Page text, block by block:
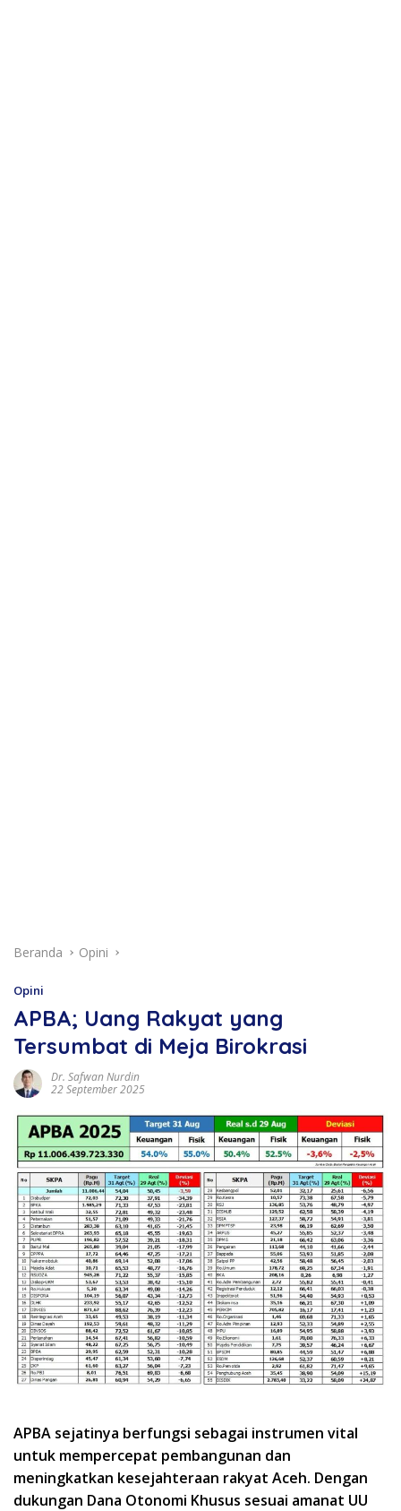
Beranda Opini
Opini
APBA; Uang Rakyat yang
Tersumbat di Meja Birokrasi
Dr. Safwan Nurdin
22 September 2025
APBA sejatinya berfungsi sebagai instrumen vital
untuk mempercepat pembangunan dan
meningkatkan kesejahteraan rakyat Aceh. Dengan
dukungan Dana Otonomi Khusus sesuai amanat UU